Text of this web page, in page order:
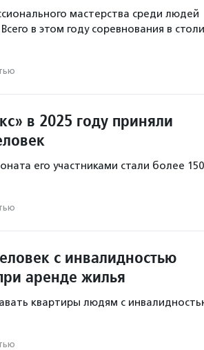
мастерства среди людей
в этом году соревнования в
в 2025 году приняли
его участниками стали более 150
с инвалидностью
аренде жилья
квартиры людям с